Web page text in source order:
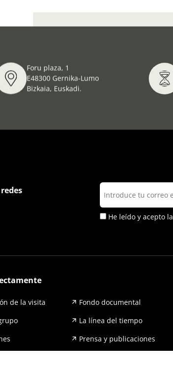
Foru plaza, 1
E48300 Gernika-Lumo
Bizkaia, Euskadi.
He leído y acepto la
de la visita
Fondo documental
La línea del tiempo
Prensa y publicaciones